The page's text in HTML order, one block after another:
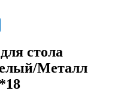
стола
Металл